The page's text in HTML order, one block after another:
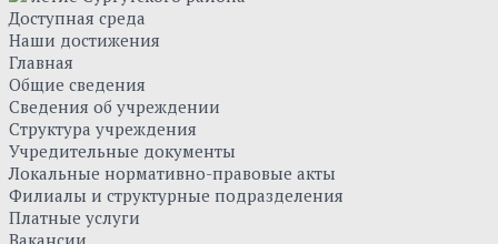
Доступная среда
Наши достижения
Главная
Общие сведения
Сведения об учреждении
Структура учреждения
Учредительные документы
Локальные нормативно-правовые акты
Филиалы и структурные подразделения
Платные услуги